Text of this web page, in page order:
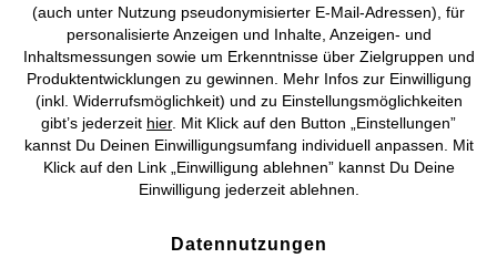
Vertrag widerrufen
© 2026 bonprix. Alle Rechte vorbehalten.
Deutsch Français
(auch unter Nutzung pseudonymisierter E-Mail-Adressen), für
personalisierte Anzeigen und Inhalte, Anzeigen- und
Inhaltsmessungen sowie um Erkenntnisse über Zielgruppen und
Produktentwicklungen zu gewinnen. Mehr Infos zur Einwilligung
(inkl. Widerrufsmöglichkeit) und zu Einstellungsmöglichkeiten
gibt’s jederzeit hier. Mit Klick auf den Button „Einstellungen”
kannst Du Deinen Einwilligungsumfang individuell anpassen. Mit
Klick auf den Link „Einwilligung ablehnen” kannst Du Deine
Einwilligung jederzeit ablehnen.
Datennutzungen